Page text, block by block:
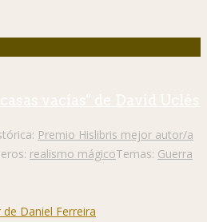
vacías" de David Uclés
Premio Hislibris mejor autor/a
realismo mágicoTemas: Guerra